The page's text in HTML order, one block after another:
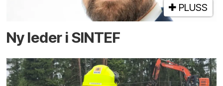
PLUSS
Ny leder i SINTEF